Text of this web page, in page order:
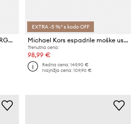
Toms espadrile moške ALPARGATA CLASSIC
EXTRA -5 %* s kodo OFF
Michael Kors espadrile moške usnjene Elias Espadrille
Trenutna cena:
98,99 €
Redna cena:149,90 €
Najnižja cena:109,90 €